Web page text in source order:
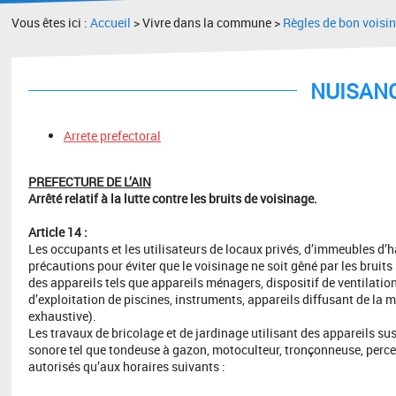
Vous êtes ici :Accueil > Vivre dans la commune > Règles de bon
Arrete prefectoral
PREFECTURE DE L’AIN
Arrêté relatif à la lutte contre les bruits de voisinage.
Article 14 :
Les occupants et les utilisateurs de locaux privés, d’immeubles
précautions pour éviter que le voisinage ne soit gêné par les
des appareils tels que appareils ménagers, dispositif de
d’exploitation de piscines, instruments, appareils diffusant de la
exhaustive).
Les travaux de bricolage et de jardinage utilisant des appareils
sonore tel que tondeuse à gazon, motoculteur, tronçonneuse,
autorisés qu’aux horaires suivants :